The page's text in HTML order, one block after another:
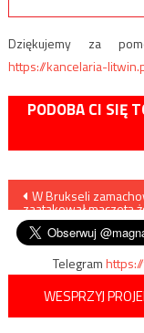
Dziękujemy za
https://kancelaria-
PODOBA CI SIĘ
Nawigacja
wpisu
W Brukseli
zaatakował maczetą
Telegram
WESPRZYJ